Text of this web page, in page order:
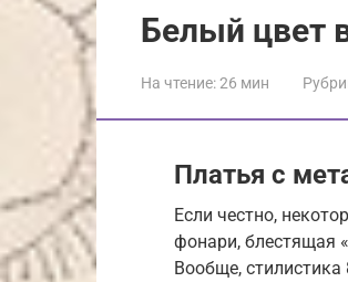
Белый цвет
На чтение:26 мин
Платья с
Если честно,
фонари, блестящая
Вообще, стилистика